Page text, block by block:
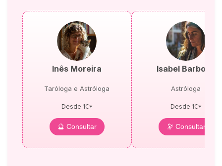
Inês Moreira
Taróloga e Astróloga
Desde 1€*
🔮 Consultar
Isabel Barbosa
Astróloga
Desde 1€*
🔭 Consultar